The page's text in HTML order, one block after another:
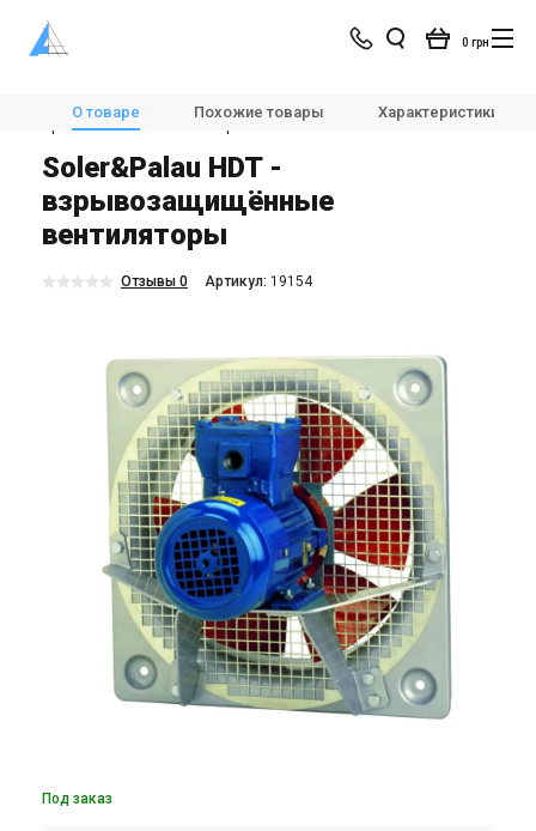
0 грн
Магазин Вентиляция
Вентиляторы
Промышленные вентиляторы
Soler&Palau HDT
О товаре Похожие товары Характеристики
Soler&Palau HDT -
взрывозащищённые
вентиляторы
Отзывы 0 Aртикул: 19154
Под заказ